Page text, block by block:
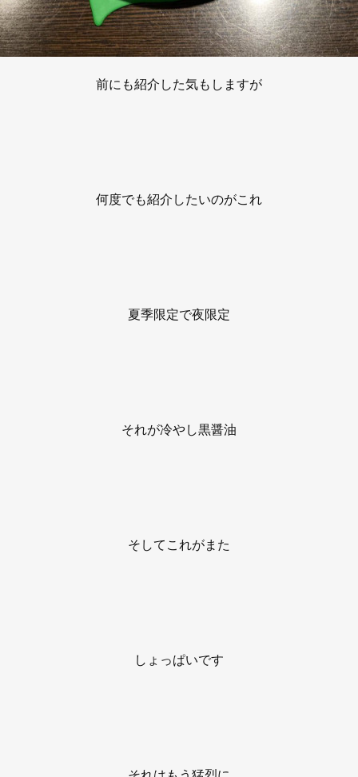
前にも紹介した気もしますが
何度でも紹介したいのがこれ
夏季限定で夜限定
それが冷やし黒醤油
そしてこれがまた
しょっぱいです